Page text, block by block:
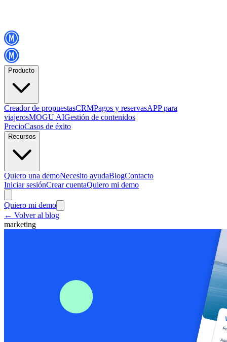
Producto
Creador de propuestasCRMPagos y reservasAPP para
viajerosMOGU AIGestión de contenidos
PrecioCasos de éxito
Recursos
Quiero una demoNecesito ayudaBlogContacto
Iniciar sesiónCrear cuentaQuiero mi demo
Quiero mi demo
← Volver al blog
marketing